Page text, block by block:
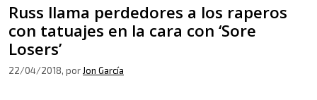
Russ llama perdedores a los raperos
con tatuajes en la cara con ‘Sore
Losers’
22/04/2018, por Jon García